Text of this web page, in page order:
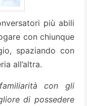
più abili
con chiunque
spaziando con
all’altra.
con gli
di possedere